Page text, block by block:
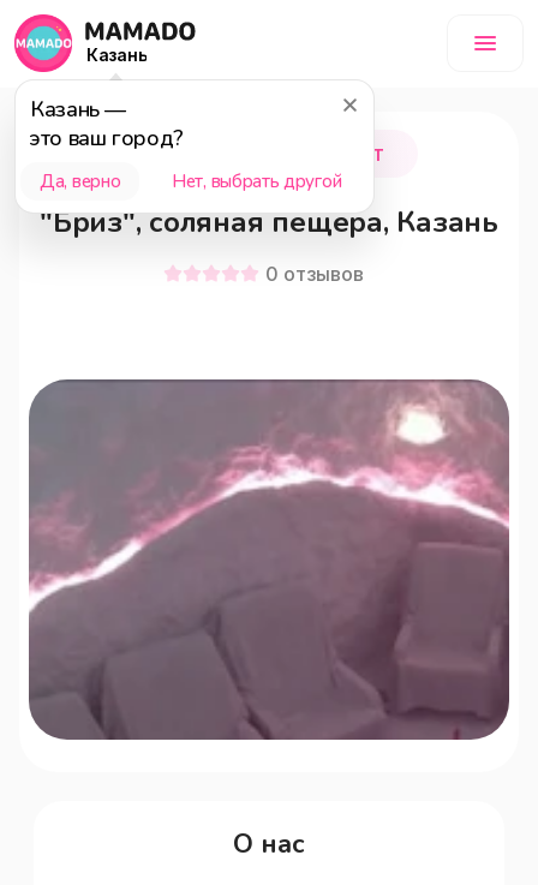
Казань
Казань—
это ваш город?
Да, верно Нет, выбрать другой
Казань 0 - 18 лет
"Бриз", соляная пещера, Казань
0 отзывов
О нас